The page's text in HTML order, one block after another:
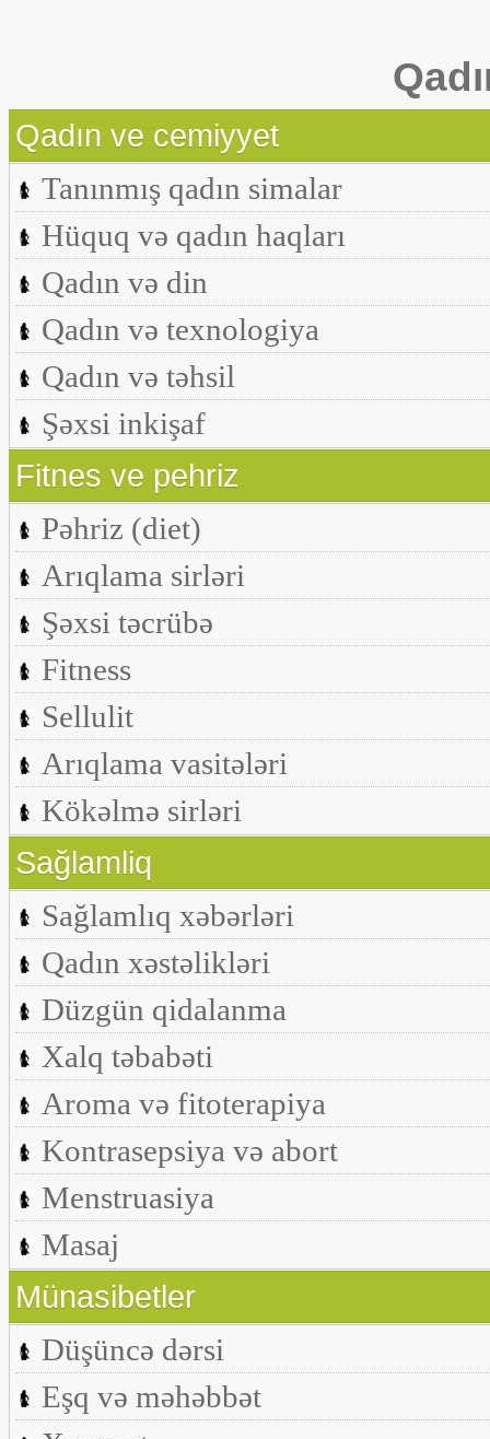
Qadın ve cemiyyet
Tanınmış qadın simalar
Hüquq və qadın haqları
Qadın və din
Qadın və texnologiya
Qadın və təhsil
Şəxsi inkişaf
Fitnes ve pehriz
Pəhriz (diet)
Arıqlama sirləri
Şəxsi təcrübə
Fitness
Sellulit
Arıqlama vasitələri
Kökəlmə sirləri
Sağlamliq
Sağlamlıq xəbərləri
Qadın xəstəlikləri
Düzgün qidalanma
Xalq təbabəti
Aroma və fitoterapiya
Kontrasepsiya və abort
Menstruasiya
Masaj
Münasibetler
Düşüncə dərsi
Eşq və məhəbbət